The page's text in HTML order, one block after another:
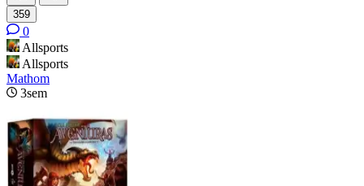
359
0
Allsports
Allsports
Mathom
3sem